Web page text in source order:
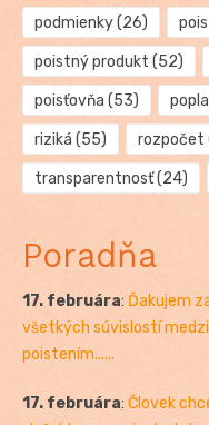
podmienky(26)
poistný produkt (52)
poisťovňa (53)
riziká (55) rozpočet
transparentnosť(24)
Poradňa
17. februára: Ďakujem
všetkých súvislostí
poistením......
17. februára: Človek